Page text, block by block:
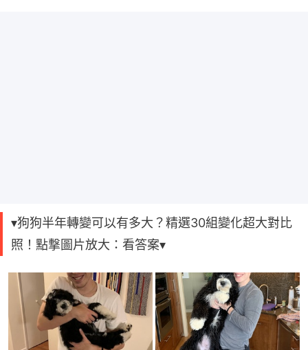
▾狗狗半年轉變可以有多大？精選30組變化超大對比
照！點撃圖片放大：看答案▾